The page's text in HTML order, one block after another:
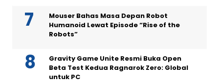
Mouser Bahas Masa Depan Robot
Humanoid Lewat Episode “Rise of the
Robots”
Gravity Game Unite Resmi Buka Open
Beta Test Kedua Ragnarok Zero: Global
untuk PC